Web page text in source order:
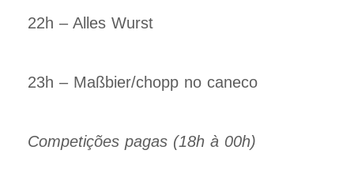
22h – Alles Wurst
23h – Maßbier/chopp no caneco
Competições pagas (18h à 00h)